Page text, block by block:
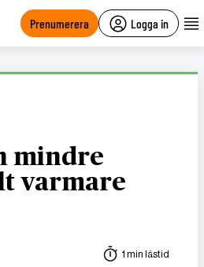
Prenumerera Logga in
mindre
varmare
1 min lästid